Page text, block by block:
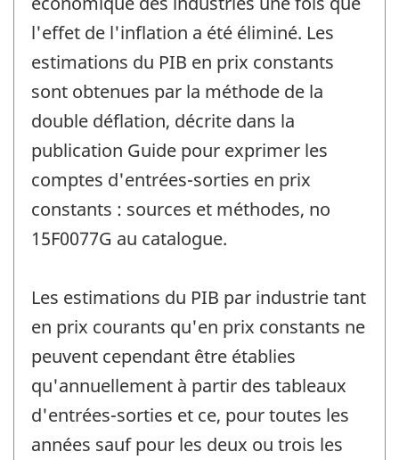
l'effet de l'inflation a été éliminé. Les
estimations du PIB en prix constants
sont obtenues par la méthode de la
double déflation, décrite dans la
publication Guide pour exprimer les
comptes d'entrées-sorties en prix
constants : sources et méthodes, no
15F0077G au catalogue.
Les estimations du PIB par industrie tant
en prix courants qu'en prix constants ne
peuvent cependant être établies
qu'annuellement à partir des tableaux
d'entrées-sorties et ce, pour toutes les
années sauf pour les deux ou trois les